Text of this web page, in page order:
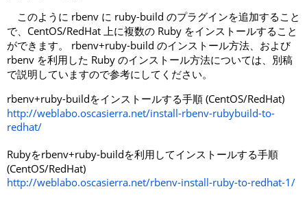
このように rbenv に ruby-build のプラグインを追加すること
で、CentOS/RedHat 上に複数の Ruby をインストールすること
ができます。 rbenv+ruby-build のインストール方法、および
rbenv を利用した Ruby のインストール方法については、別稿
で説明していますので参考にしてください。
rbenv+ruby-buildをインストールする手順 (CentOS/RedHat)
http://weblabo.oscasierra.net/install-rbenv-rubybuild-to-
redhat/
Rubyをrbenv+ruby-buildを利用してインストールする手順
(CentOS/RedHat)
http://weblabo.oscasierra.net/rbenv-install-ruby-to-redhat-1/